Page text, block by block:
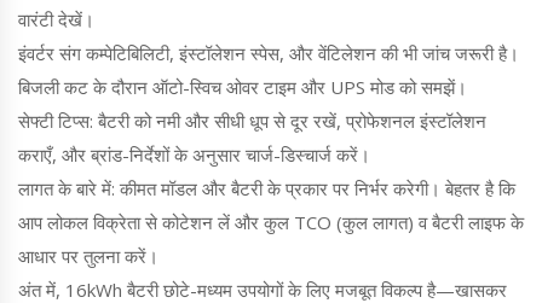
वारंटी देखें।
इंवर्टर संग कम्पेटिबिलिटी, इंस्टॉलेशन स्पेस, और वेंटिलेशन की भी जांच जरूरी है।
बिजली कट के दौरान ऑटो-स्विच ओवर टाइम और UPS मोड को समझें।
सेफ्टी टिप्स: बैटरी को नमी और सीधी धूप से दूर रखें, प्रोफेशनल इंस्टॉलेशन
कराएँ, और ब्रांड-निर्देशों के अनुसार चार्ज-डिस्चार्ज करें।
लागत के बारे में: कीमत मॉडल और बैटरी के प्रकार पर निर्भर करेगी। बेहतर है कि
आप लोकल विक्रेता से कोटेशन लें और कुल TCO (कुल लागत) व बैटरी लाइफ के
आधार पर तुलना करें।
अंत में, 16kWh बैटरी छोटे-मध्यम उपयोगों के लिए मजबूत विकल्प है—खासकर